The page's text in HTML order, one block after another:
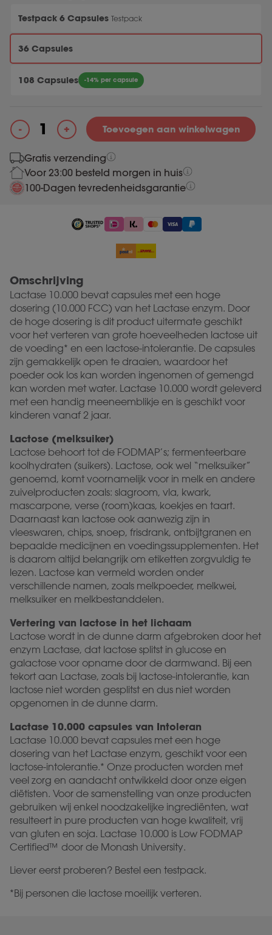
Testpack 6 Capsules Testpack
36 Capsules
108 Capsules -14% per capsule
Gratis verzending
Voor 23:00 besteld morgen in huis
100-Dagen tevredenheidsgarantie
-
Lactase 10.000 aantal
+ Toevoegen aan winkelwagen
Omschrijving
Lactase 10.000 bevat capsules met een hoge
dosering (10.000 FCC) van het Lactase enzym. Door
de hoge dosering is dit product uitermate geschikt
voor het verteren van grote hoeveelheden lactose uit
de voeding* en een lactose-intolerantie. De capsules
zijn gemakkelijk open te draaien, waardoor het
poeder ook los kan worden ingenomen of gemengd
kan worden met water. Lactase 10.000 wordt geleverd
met een handig meeneemblikje en is geschikt voor
kinderen vanaf 2 jaar.
Lactose (melksuiker)
Lactose behoort tot de FODMAP’s; fermenteerbare
koolhydraten (suikers). Lactose, ook wel “melksuiker”
genoemd, komt voornamelijk voor in melk en andere
zuivelproducten zoals: slagroom, vla, kwark,
mascarpone, verse (room)kaas, koekjes en taart.
Daarnaast kan lactose ook aanwezig zijn in
vleeswaren, chips, snoep, frisdrank, ontbijtgranen en
bepaalde medicijnen en voedingssupplementen. Het
is daarom altijd belangrijk om etiketten zorgvuldig te
lezen. Lactose kan vermeld worden onder
verschillende namen, zoals melkpoeder, melkwei,
melksuiker en melkbestanddelen.
Vertering van lactose in het lichaam
Lactose wordt in de dunne darm afgebroken door het
enzym Lactase, dat lactose splitst in glucose en
galactose voor opname door de darmwand. Bij een
tekort aan Lactase, zoals bij lactose-intolerantie, kan
lactose niet worden gesplitst en dus niet worden
opgenomen in de dunne darm.
Lactase 10.000 capsules van Intoleran
Lactase 10.000 bevat capsules met een hoge
dosering van het Lactase enzym, geschikt voor een
lactose-intolerantie.* Onze producten worden met
veel zorg en aandacht ontwikkeld door onze eigen
diëtisten. Voor de samenstelling van onze producten
gebruiken wij enkel noodzakelijke ingrediënten, wat
resulteert in pure producten van hoge kwaliteit, vrij
van gluten en soja. Lactase 10.000 is Low FODMAP
Certified™ door de Monash University.
Liever eerst proberen? Bestel een testpack.
*Bij personen die lactose moeilijk verteren.